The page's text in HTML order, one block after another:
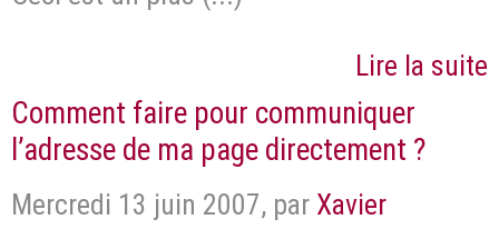
Lire la suite
Comment faire pour communiquer
l’adresse de ma page directement ?
Mercredi 13 juin 2007, par Xavier